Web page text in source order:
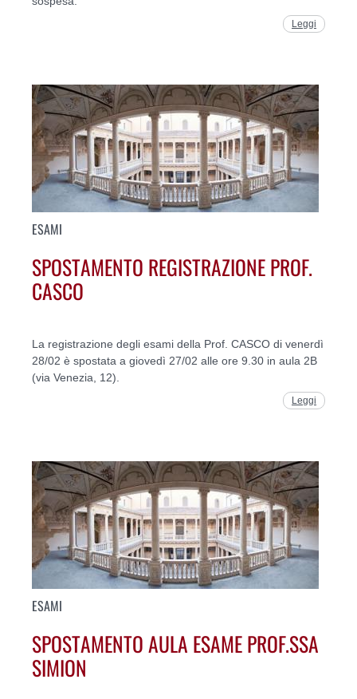
Leggi
ESAMI
SPOSTAMENTO REGISTRAZIONE PROF.
CASCO
La registrazione degli esami della Prof. CASCO di venerdì
28/02 è spostata a giovedì 27/02 alle ore 9.30 in aula 2B
(via Venezia, 12).
Leggi
ESAMI
SPOSTAMENTO AULA ESAME PROF.SSA
SIMION